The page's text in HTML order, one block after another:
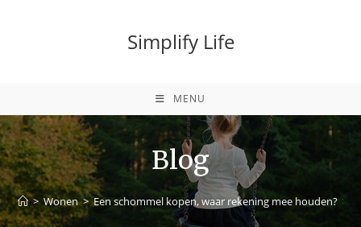
Simplify Life
MENU
Blog
> Wonen > Een schommel kopen, waar rekening mee houden? >